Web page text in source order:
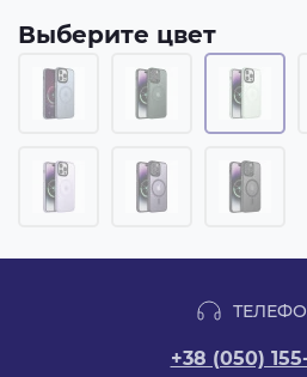
Выберите цвет
+38 (050)